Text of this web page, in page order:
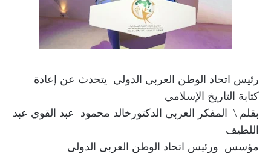
رئيس اتحاد الوطن العربي الدولي يتحدث عن إعادة
كتابة التاريخ الإسلامي
بقلم \ المفكر العربى الدكتورخالد محمود عبد القوي عبد
اللطيف
مؤسس ورئيس اتحاد الوطن العربى الدولى